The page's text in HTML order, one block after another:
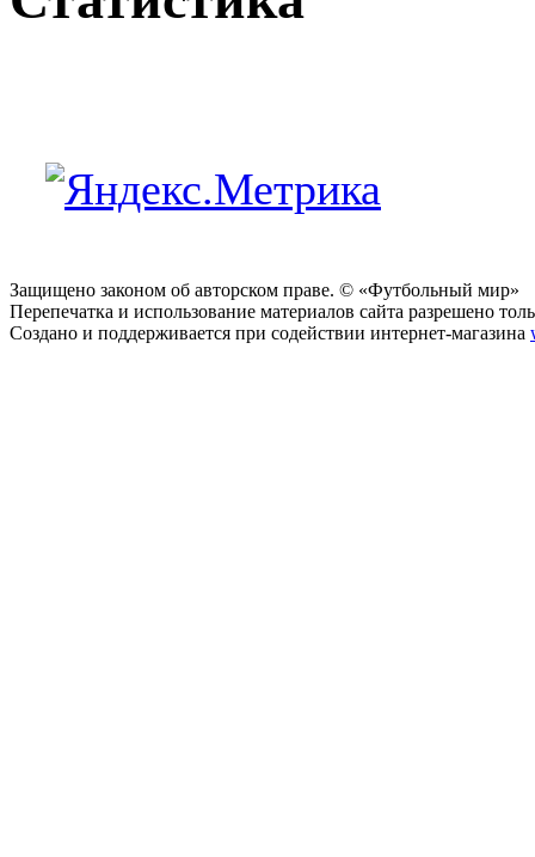
Защищено законом об авторском праве. © «Футбольный мир»
Перепечатка и использование материалов сайта разрешено
Создано и поддерживается при содействии интернет-магазина